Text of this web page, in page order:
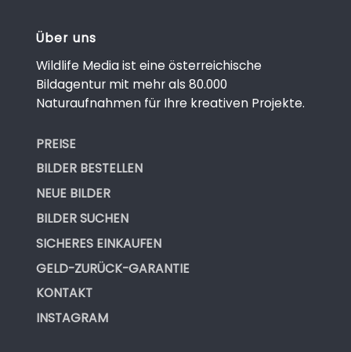
Über uns
Wildlife Media ist eine österreichische
Bildagentur mit mehr als 80.000
Naturaufnahmen für Ihre kreativen Projekte.
PREISE
BILDER BESTELLEN
NEUE BILDER
BILDER SUCHEN
SICHERES EINKAUFEN
GELD-ZURÜCK-GARANTIE
KONTAKT
INSTAGRAM